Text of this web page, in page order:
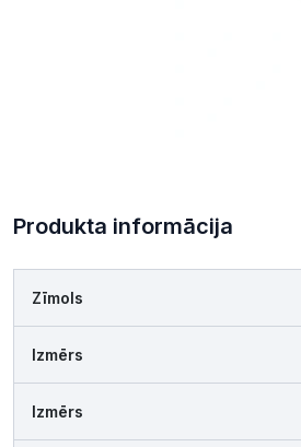
Produkta informācija
Zīmols
Izmērs
Izmērs